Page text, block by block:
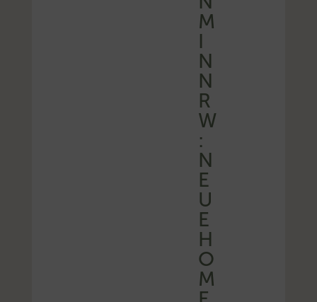
M
I
N
N
R
W
:
N
E
U
E
H
O
M